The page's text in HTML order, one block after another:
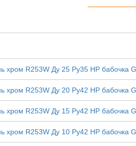
хром R253W Ду 25 Ру35 НР бабочка
хром R253W Ду 20 Ру42 НР бабочка
хром R253W Ду 15 Ру42 НР бабочка
хром R253W Ду 10 Ру42 НР бабочка